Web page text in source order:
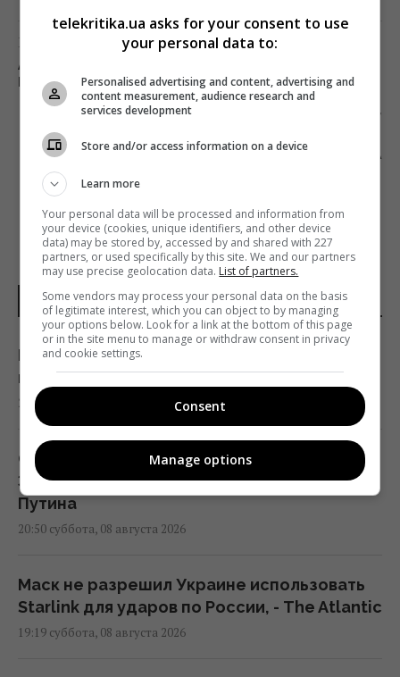
Предыдущий пост
АМЕРИКАНСКАЯ КИНОИНДУСТРИЯ
ПЕРЕЖИВАЕТ ХУДШИЙ ГОД С 1997-ГО
Следующий пост
НСЖУ РАЗРАБОТАЛ ПРОГРАММУ ПОДДЕРЖКИ
УКРАИНСКИХ МЕДИА
НОВОСТИ УКРАИНЫ
Путин стянул в Москву ПВО со всей России,
но потери все равно огромны, – Зеленский
21:04 суббота, 08 августа 2026
Скрытая мобилизация и манипуляции:
Зеленский раскрыл дальнейшие планы
Путина
20:50 суббота, 08 августа 2026
Маск не разрешил Украине использовать
Starlink для ударов по России, - The Atlantic
19:19 суббота, 08 августа 2026
telekritika.ua asks for your consent to use
your personal data to:
Personalised advertising and content, advertising and
content measurement, audience research and
services development
Store and/or access information on a device
Learn more
Your personal data will be processed and information from
your device (cookies, unique identifiers, and other device
data) may be stored by, accessed by and shared with 227
partners, or used specifically by this site. We and our partners
may use precise geolocation data. List of partners.
Some vendors may process your personal data on the basis
of legitimate interest, which you can object to by managing
your options below. Look for a link at the bottom of this page
or in the site menu to manage or withdraw consent in privacy
and cookie settings.
Consent
Manage options